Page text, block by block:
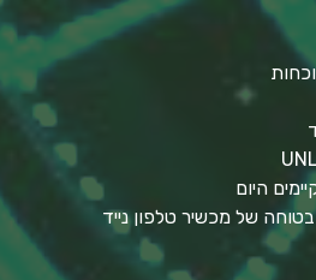
של מכשיר טלפון נייד